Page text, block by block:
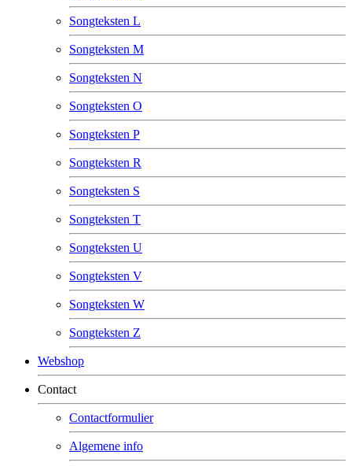
Songteksten L
Songteksten M
Songteksten N
Songteksten O
Songteksten P
Songteksten R
Songteksten S
Songteksten T
Songteksten U
Songteksten V
Songteksten W
Songteksten Z
Webshop
Contact
Contactformulier
Algemene info